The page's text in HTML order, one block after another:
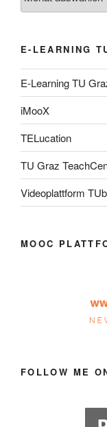
E-LEARNING
E-Learning TU
iMooX
TELucation
TU Graz
Videoplattform
MOOC
FOLLOW ME